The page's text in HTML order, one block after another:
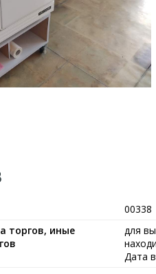
00338
торгов, иные
для
Дата